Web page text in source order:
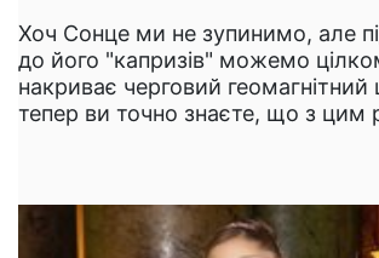
Хоч Сонце ми не зупинимо, але
до його "капризів" можемо
накриває черговий
тепер ви точно знаєте, що з цим